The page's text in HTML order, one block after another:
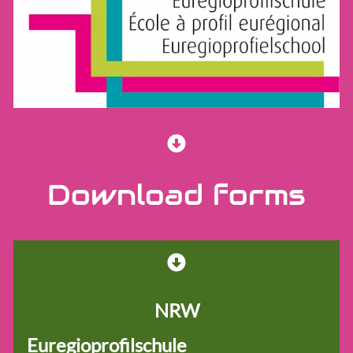
School network
Euregioprofilschule
Educational material
TeamDownload forms
NRW
Euregioprofilschule